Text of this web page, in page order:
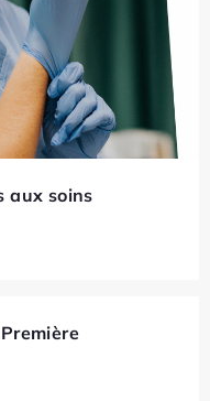
aux soins